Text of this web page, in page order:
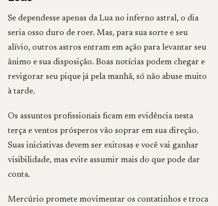
Se dependesse apenas da Lua no inferno astral, o dia
seria osso duro de roer. Mas, para sua sorte e seu
alívio, outros astros entram em ação para levantar seu
ânimo e sua disposição. Boas notícias podem chegar e
revigorar seu pique já pela manhã, só não abuse muito
à tarde.
Os assuntos profissionais ficam em evidência nesta
terça e ventos prósperos vão soprar em sua direção.
Suas iniciativas devem ser exitosas e você vai ganhar
visibilidade, mas evite assumir mais do que pode dar
conta.
Mercúrio promete movimentar os contatinhos e troca